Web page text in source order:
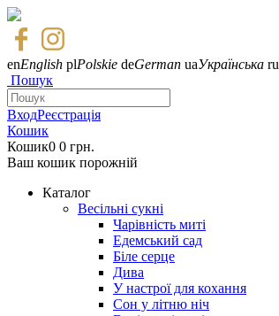
enEnglish plPolskie deGerman uaУкраїнська ru
Пошук
ВходРеєстрація
Кошик
Кошик0 0 грн.
Ваш кошик порожній
Каталог
Весільні сукні
Чарівність миті
Едемський сад
Біле серце
Дива
У настрої для кохання
Сон у літню ніч